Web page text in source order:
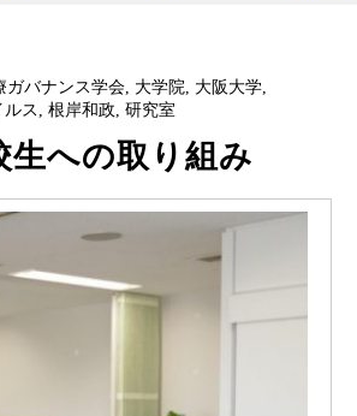
ガバナンス学会, 大学院, 大阪大学,
ス, 根岸和政, 研究室
生への取り組み